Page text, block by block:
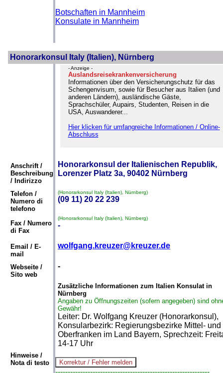
Botschaften in Mannheim
Konsulate in Mannheim
Honorarkonsul Italy (Italien), Nürnberg
- Anzeige -
Auslandsreisekrankenversicherung
Informationen über den Versicherungschutz für das
Schengenvisum, sowie für Besucher aus Italien (und
anderen Ländern), ausländische Gäste,
Sprachschüler, Aupairs, Studenten, Reisen in die
USA, Auswanderer...
Hier klicken für umfangreiche Informationen / Online-
Abschluss
Anschrift /
Beschreibung
/ Indirizzo
Honorarkonsul der Italienischen Republik,
Lorenzer Platz 3a, 90402 Nürnberg
Telefon /
Numero di
telefono
(Honorarkonsul Italy (Italien), Nürnberg)
(09 11) 20 22 239
Fax / Numero
di Fax
(Honorarkonsul Italy (Italien), Nürnberg)
-
Email / E-
mail
wolfgang.kreuzer@kreuzer.de
Webseite /
Sito web
-
Hinweise /
Nota di testo
Zusätzliche Informationen zum Italien Konsulat in
Nürnberg
Angaben zu Öffnungszeiten (sofern angegeben) sind
Gewähr!
Leiter: Dr. Wolfgang Kreuzer (Honorarkonsul),
Konsularbezirk: Regierungsbezirke Mittel- und
Oberfranken im Land Bayern, Sprechzeit:
14-17 Uhr